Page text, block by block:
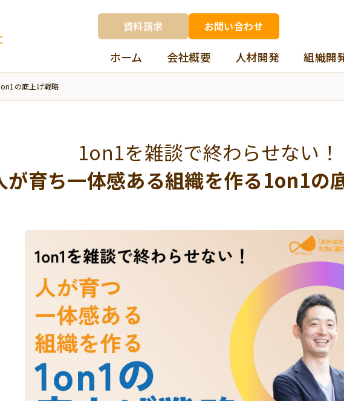
資料請求 お問い合わせ
ホーム 会社概要 人材開発 組織開
の底上げ戦略
1on1を雑談で終わらせない！
が育ち一体感ある組織を作る1on1の